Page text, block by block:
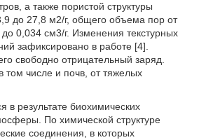
а также пористой структуры
до 27,8 м2/г, общего объема пор от
0,034 см3/г. Изменения текстурных
зафиксировано в работе [4].
свободно отрицательный заряд.
том числе и почв, от тяжелых
результате биохимических
По химической структуре
соединения, в которых